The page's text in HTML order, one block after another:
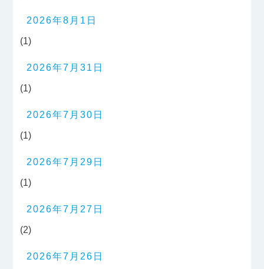
2026年8月1日
(1)
2026年7月31日
(1)
2026年7月30日
(1)
2026年7月29日
(1)
2026年7月27日
(2)
2026年7月26日